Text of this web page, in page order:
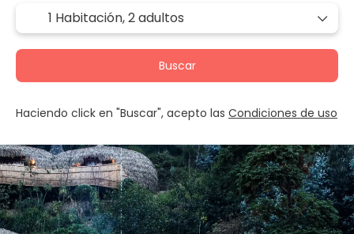
1 Habitación,2 adultos
Buscar
Haciendo click en "Buscar", acepto las Condiciones de uso